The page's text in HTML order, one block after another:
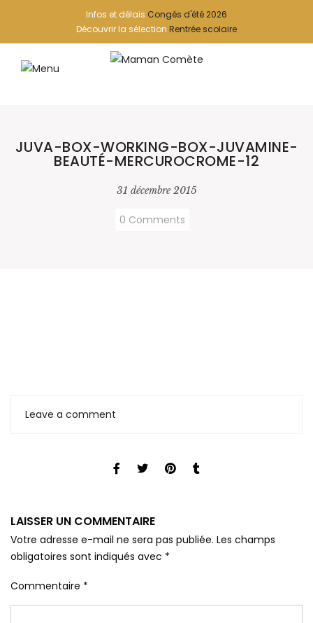
Infos et délais Congés d'été 2026
Découvrir la sélection Rentrée scolaire
JUVA-BOX-WORKING-BOX-JUVAMINE-
BEAUTÉ-MERCUROCROME-12
31 décembre 2015
0 Comments
Leave a comment
LAISSER UN COMMENTAIRE
Votre adresse e-mail ne sera pas publiée. Les champs
obligatoires sont indiqués avec *
Commentaire *